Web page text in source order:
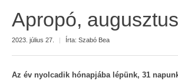
Apropó, augusztus
2023. július 27. | Írta: Szabó Bea
Az év nyolcadik hónapjába lépünk, 31